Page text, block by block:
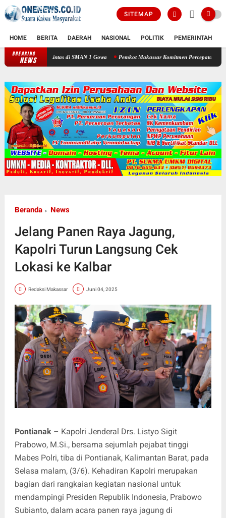
SITEMAP
HOME BERITA DAERAH NASIONAL POLITIK PEMERINTAH
BREAKING
NEWS
Lintas di SMAN 1 Gowa Pemkot Makassar Komitmen Percepatan Proyek PSEL
Beranda News
Jelang Panen Raya Jagung,
Kapolri Turun Langsung Cek
Lokasi ke Kalbar
Redaksi Makassar Juni 04, 2025
Pontianak – Kapolri Jenderal Drs. Listyo Sigit
Prabowo, M.Si., bersama sejumlah pejabat tinggi
Mabes Polri, tiba di Pontianak, Kalimantan Barat, pada
Selasa malam, (3/6). Kehadiran Kapolri merupakan
bagian dari rangkaian kegiatan nasional untuk
mendampingi Presiden Republik Indonesia, Prabowo
Subianto, dalam acara panen raya jagung di